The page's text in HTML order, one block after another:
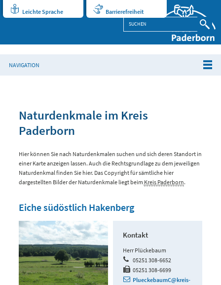
Leichte Sprache Barrierefreiheit
NAVIGATION
Naturdenkmale im Kreis
Paderborn
Hier können Sie nach Naturdenkmalen suchen und sich deren Standort in
einer Karte anzeigen lassen. Auch die Rechtsgrundlage zu dem jeweiligen
Naturdenkmal finden Sie hier. Das Copyright für sämtliche hier
dargestellten Bilder der Naturdenkmale liegt beim Kreis Paderborn.
Eiche südöstlich Hakenberg
Kontakt
Herr Plückebaum
05251 308-6652
05251 308-6699
PlueckebaumC@kreis-